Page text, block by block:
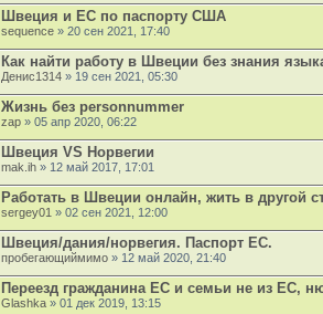
е
н
и
Швеция и ЕС по паспорту США
sequence » 20 сен 2021, 17:40
Как найти работу в Швеции без знания
Денис1314 » 19 сен 2021, 05:30
Жизнь без personnummer
zap » 05 апр 2020, 06:22
Швеция VS Норвегии
mak.ih » 12 май 2017, 17:01
Работать в Швеции онлайн, жить в другой
sergey01 » 02 сен 2021, 12:00
Швеция/дания/норвегия. Паспорт ЕС.
пробегающиймимо » 12 май 2020, 21:40
Переезд гражданина ЕС и семьи не из ЕС,
Glashka » 01 дек 2019, 13:15